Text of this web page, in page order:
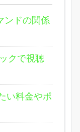
ンドの関係
クで視聴
い料金やポ